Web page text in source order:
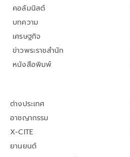
คอลัมนิสต์
บทความ
เศรษฐกิจ
ข่าวพระราชสำนัก
หนังสือพิมพ์
ต่างประเทศ
อาชญากรรม
X-CITE
ยานยนต์